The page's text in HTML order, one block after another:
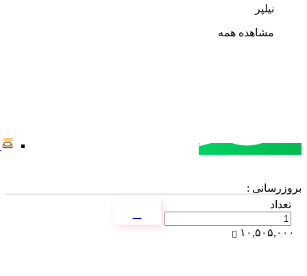
نیلپر
مشاهده همه
بروزرسانی :
تعداد
۱۰,۵۰۵,۰۰۰